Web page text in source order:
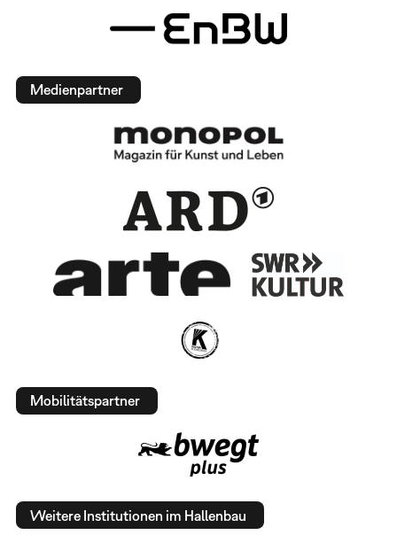
Medienpartner
Mobilitätspartner
Weitere Institutionen im Hallenbau